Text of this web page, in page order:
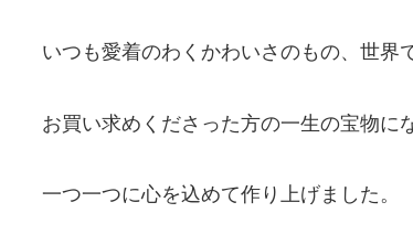
いつも愛着のわくかわいさのもの、世界
お買い求めくださった方の一生の宝物に
一つ一つに心を込めて作り上げました。